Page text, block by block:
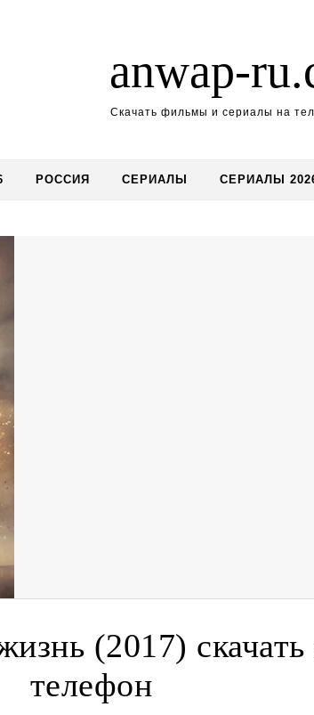
anwap-
Скачать фильмы и сериалы на
РОССИЯ СЕРИАЛЫ СЕРИАЛЫ
(2017) скачать
телефон